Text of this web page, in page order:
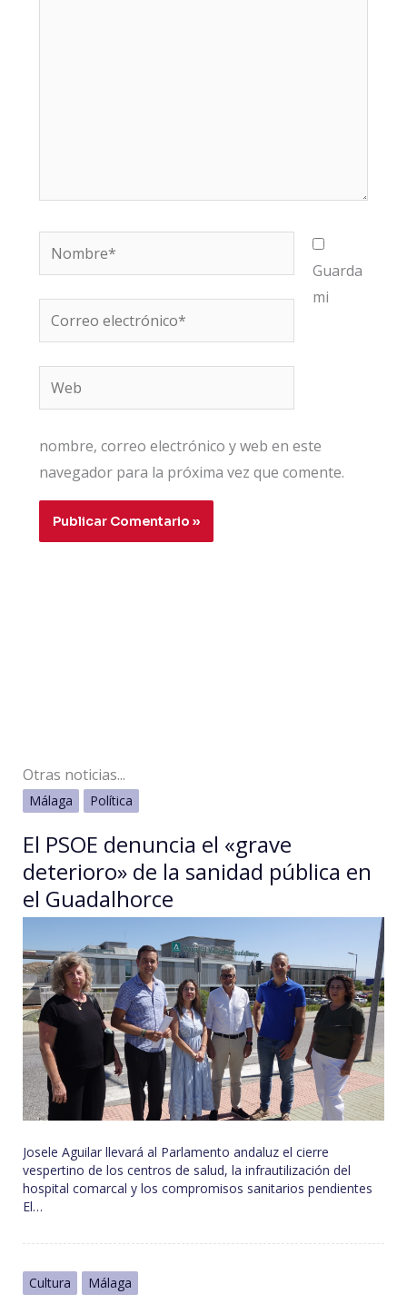
Nombre*
Correo
electrónico*
Web
Guarda
mi
nombre, correo electrónico y web en este
navegador para la próxima vez que comente.
Otras noticias...
Málaga Política
El PSOE denuncia el «grave
deterioro» de la sanidad pública en
el Guadalhorce
Josele Aguilar llevará al Parlamento andaluz el cierre
vespertino de los centros de salud, la infrautilización del
hospital comarcal y los compromisos sanitarios pendientes
El…
Cultura Málaga